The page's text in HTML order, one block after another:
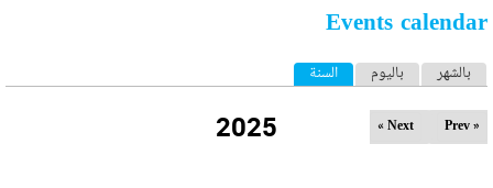
ل
ح
Events calendar
ا
ل
ب
بالشهر باليوم السنة (علامة التبويب النشطة)
2025 « Prev
Next »